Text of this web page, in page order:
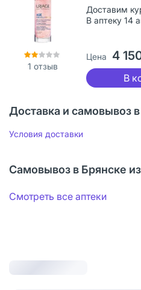
1 отзыв
Доставим
В аптеку 14
Цена 4
В
Доставка и самовывоз
Условия доставки
Самовывоз в Брянске
Смотреть все аптеки